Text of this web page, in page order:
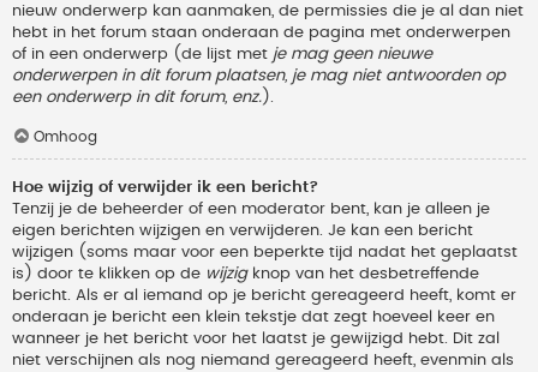
nieuw onderwerp kan aanmaken, de permissies die je al dan niet
hebt in het forum staan onderaan de pagina met onderwerpen
of in een onderwerp (de lijst met je mag geen nieuwe
onderwerpen in dit forum plaatsen, je mag niet antwoorden op
een onderwerp in dit forum, enz. ).
Omhoog
Hoe wijzig of verwijder ik een bericht?
Tenzij je de beheerder of een moderator bent, kan je alleen je
eigen berichten wijzigen en verwijderen. Je kan een bericht
wijzigen (soms maar voor een beperkte tijd nadat het geplaatst
is) door te klikken op de wijzigknop van het desbetreffende
bericht. Als er al iemand op je bericht gereageerd heeft, komt er
onderaan je bericht een klein tekstje dat zegt hoeveel keer en
wanneer je het bericht voor het laatst je gewijzigd hebt. Dit zal
niet verschijnen als nog niemand gereageerd heeft, evenmin als